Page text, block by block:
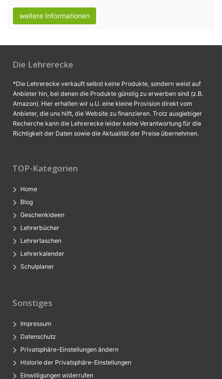
weitere Informationen
Die Lehrerecke
*Die Lehrerecke verkauft selbst keine Produkte, sondern weist auf
Anbieter hin, bei denen die Produkte günstig zu erwerben sind (z.B.
Amazon). Hier erhalten wir u.U. eine kleine Provision direkt vom
Anbieter, die uns hilft, die Website zu finanzieren. Trotz ausgiebiger
Recherche kann die Lehrerecke leider keine Verantwortung für die
Richtigkeit der Daten sowie die Aktualität der Preise übernehmen.
TOP-Kategorien
Home
Blog
Geschenkideen
Lehrerbücher
Lehrertaschen
Lehrerkalender
Schulplaner
Sonstiges
Impressum
Datenschutz
Privatsphäre-Einstellungen ändern
Historie der Privatsphäre-Einstellungen
Einwilligungen widerrufen